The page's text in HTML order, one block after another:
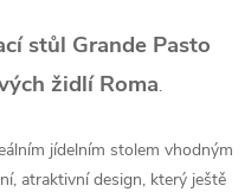
stůl Grande Pasto
židlí Roma.
jídelním stolem vhodným
atraktivní design, který ještě